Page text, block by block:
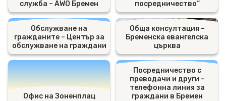
служба – AWO Бремен
посредничество“
Обслужване на
гражданите – Център за
обслужване на граждани
Обща консултация –
Бременска евангелска
църква
Офис на Зоненплац
Посредничество с
преводачи и други –
телефонна линия за
граждани в Бремен